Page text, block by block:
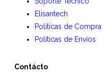
Elisantech
Políticas de Compra
Políticas de Envíos
Contácto